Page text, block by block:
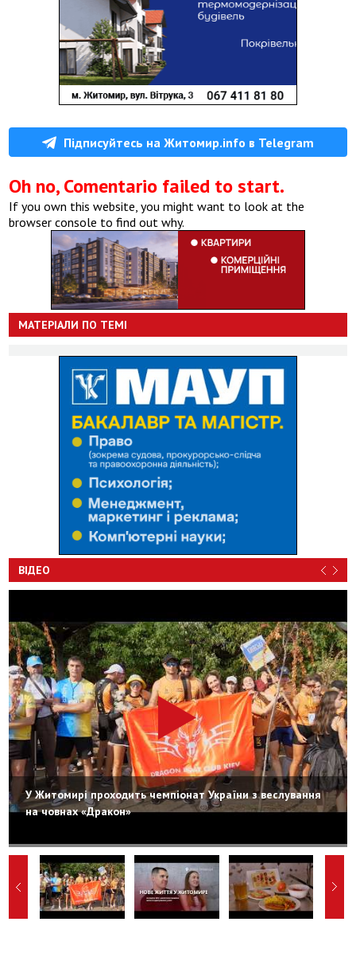
Підписуйтесь на Житомир.info в Telegram
Oh no, Comentario failed to start.
If you own this website, you might want to look at the
browser console to find out why.
МАТЕРІАЛИ ПО ТЕМІ
ВІДЕО
У Житомирі проходить чемпіонат України з веслування
на човнах «Дракон»